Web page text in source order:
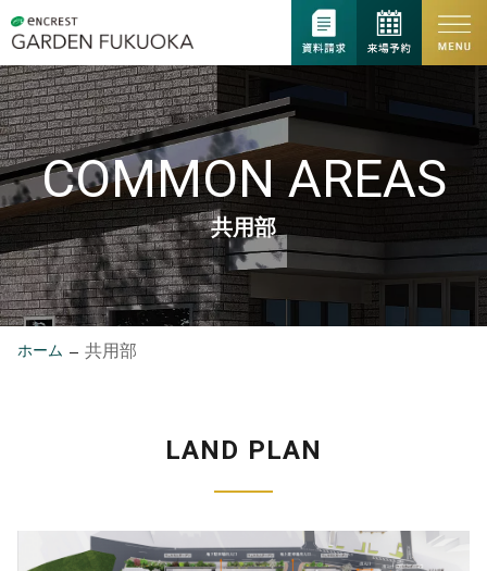
COMMON AREAS
共用部
ホーム 共用部
LAND PLAN